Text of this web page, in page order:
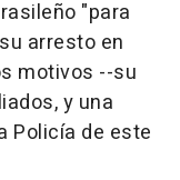
"para
arresto en
motivos --su
y una
Policía de este